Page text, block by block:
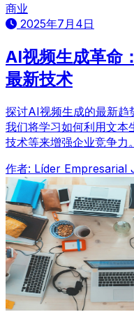
商业
2025年7月4日
AI视频生成革命
最新技术
探讨AI视频生成的最新趋
我们将学习如何利用文
技术等来增强企业竞争力
作者: Líder Empresarial